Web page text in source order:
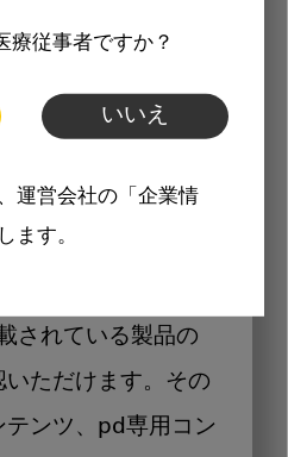
療従事者ですか？
いいえ
運営会社の「企業情
ます。
も閲覧可能
されている製品の
ただけます。その
ンツ、pd専用コン